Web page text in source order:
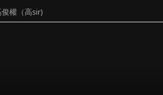
權（高sir)